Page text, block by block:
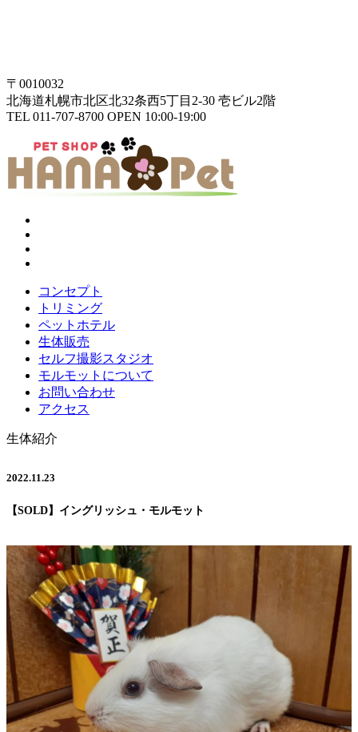
〒0010032
北海道札幌市北区北32条西5丁目2-30 壱ビル2階
TEL 011-707-8700 OPEN 10:00-19:00
コンセプト
トリミング
ペットホテル
生体販売
セルフ撮影スタジオ
モルモットについて
お問い合わせ
アクセス
生体紹介
2022.11.23
【SOLD】イングリッシュ・モルモット